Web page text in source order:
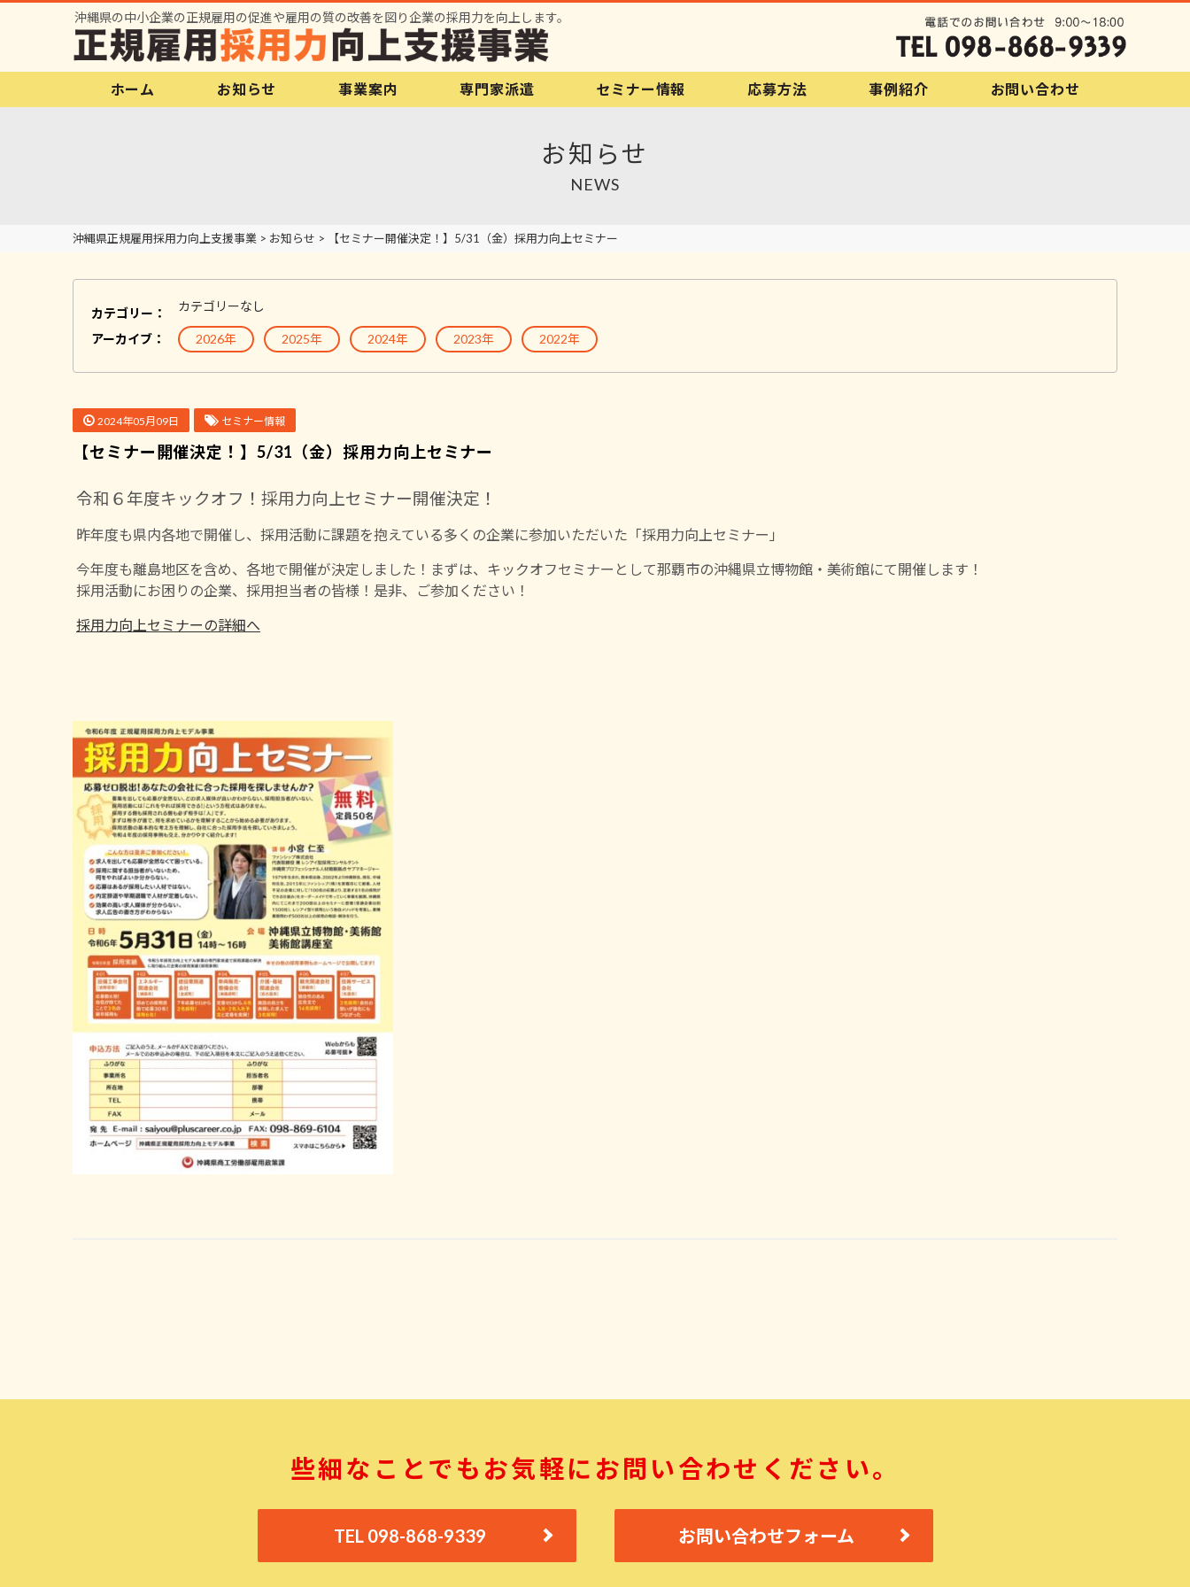
沖縄県の中小企業の正規雇用の促進や雇用の質の改善を図り企業の採用力を向上します。
ホーム お知らせ 事業案内 専門家派遣 セミナー情報 応募方法 事例紹介 お問い合わせ
お知らせ
NEWS
沖縄県正規雇用採用力向上支援事業 > お知らせ > 【セミナー開催決定！】5/31（金）採用力向上セミナー
カテゴリー： カテゴリーなし
アーカイブ： 2026年 2025年 2024年 2023年 2022年
2024年05月09日 セミナー情報
【セミナー開催決定！】5/31（金）採用力向上セミナー
令和６年度キックオフ！採用力向上セミナー開催決定！
昨年度も県内各地で開催し、採用活動に課題を抱えている多くの企業に参加いただいた「採用力向上セミナー」
今年度も離島地区を含め、各地で開催が決定しました！まずは、キックオフセミナーとして那覇市の沖縄県立博物館・美術館にて開催します！
採用活動にお困りの企業、採用担当者の皆様！是非、ご参加ください！
採用力向上セミナーの詳細へ
些細なことでも お気軽にお問い合わせください。
TEL 098-868-9339 お問い合わせフォーム